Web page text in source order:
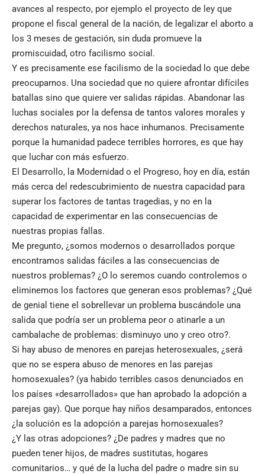
avances al respecto, por ejemplo el proyecto de ley que
propone el fiscal general de la nación, de legalizar el aborto a
los 3 meses de gestación, sin duda promueve la
promiscuidad, otro facilismo social.
Y es precisamente ese facilismo de la sociedad lo que debe
preocuparnos. Una sociedad que no quiere afrontar difíciles
batallas sino que quiere ver salidas rápidas. Abandonar las
luchas sociales por la defensa de tantos valores morales y
derechos naturales, ya nos hace inhumanos. Precisamente
porque la humanidad padece terribles horrores, es que hay
que luchar con más esfuerzo.
El Desarrollo, la Modernidad o el Progreso, hoy en día, están
más cerca del redescubrimiento de nuestra capacidad para
superar los factores de tantas tragedias, y no en la
capacidad de experimentar en las consecuencias de
nuestras propias fallas.
Me pregunto, ¿somos modernos o desarrollados porque
encontramos salidas fáciles a las consecuencias de
nuestros problemas? ¿O lo seremos cuando controlemos o
eliminemos los factores que generan esos problemas? ¿Qué
de genial tiene el sobrellevar un problema buscándole una
salida que podría ser un problema peor o atinarle a un
cambalache de problemas: disminuyo uno y creo otro?.
Si hay abuso de menores en parejas heterosexuales, ¿será
que no se espera abuso de menores en las parejas
homosexuales? (ya habido terribles casos denunciados en
los países «desarrollados» que han aprobado la adopción a
parejas gay). Que porque hay niños desamparados, entonces
¿la solución es la adopción a parejas homosexuales?
¿Y las otras adopciones? ¿De padres y madres que no
pueden tener hijos, de madres sustitutas, hogares
comunitarios… y qué de la lucha del padre o madre sin su